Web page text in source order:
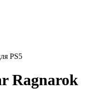
PS5
Ragnarok